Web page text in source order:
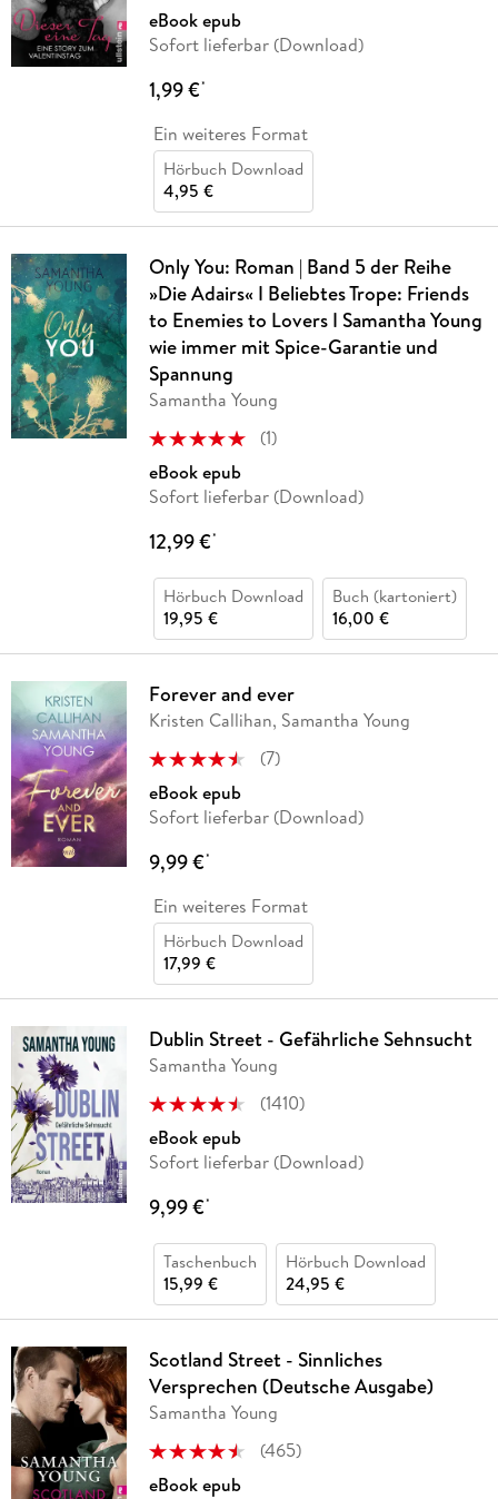
eBook epub
Sofort lieferbar (Download)
1,99 €*
Ein weiteres Format
Hörbuch Download
4,95 €
Only You: Roman | Band 5 der Reihe
»Die Adairs« I Beliebtes Trope: Friends
to Enemies to Lovers I Samantha Young
wie immer mit Spice-Garantie und
Spannung
Samantha Young
(1)
eBook epub
Sofort lieferbar (Download)
12,99 €*
Hörbuch Download
19,95 €
Buch (kartoniert)
16,00 €
Forever and ever
Kristen Callihan, Samantha Young
(7)
eBook epub
Sofort lieferbar (Download)
9,99 €*
Ein weiteres Format
Hörbuch Download
17,99 €
Dublin Street - Gefährliche Sehnsucht
Samantha Young
(1410)
eBook epub
Sofort lieferbar (Download)
9,99 €*
Taschenbuch
15,99 €
Hörbuch Download
24,95 €
Scotland Street - Sinnliches
Versprechen (Deutsche Ausgabe)
Samantha Young
(465)
eBook epub